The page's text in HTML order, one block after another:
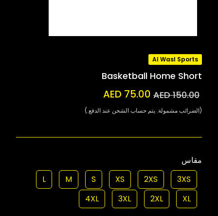
Al Wasl Sports
Basketball Home Short
AED 150.00
AED 75.00
(الضرائب مشمولة. يتم حساب الشحن عند الدفع.)
مقاس
3XS
2XS
XS
S
M
L
XL
2XL
3XL
4XL